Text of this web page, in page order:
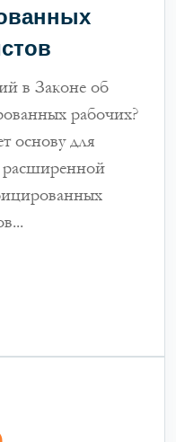
в Законе об
рабочих?
основу для
расширенной